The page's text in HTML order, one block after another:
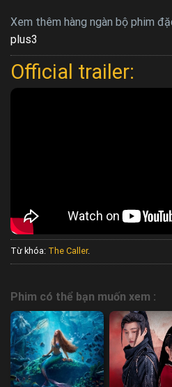
Xem thêm hàng ngàn bộ phim
plus3
Official trailer:
Từ khóa: The Caller.
Phim có thể bạn muốn xem :